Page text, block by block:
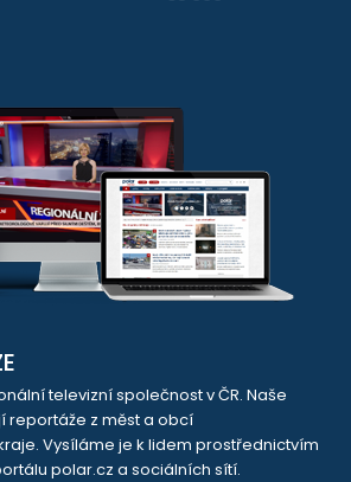
televizní společnost v ČR. Naše
reportáže z měst a obcí
Vysíláme je k lidem prostřednictvím
polar.cz a sociálních sítí.